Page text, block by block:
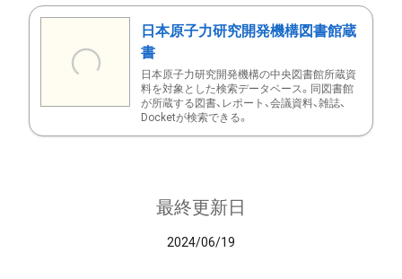
日本原子力研究開発機構図書館蔵
書
日本原子力研究開発機構の中央図書館所蔵資
料を対象とした検索データベース。同図書館
が所蔵する図書、レポート、会議資料、雑誌、
Docketが検索できる。
最終更新日
2024/06/19